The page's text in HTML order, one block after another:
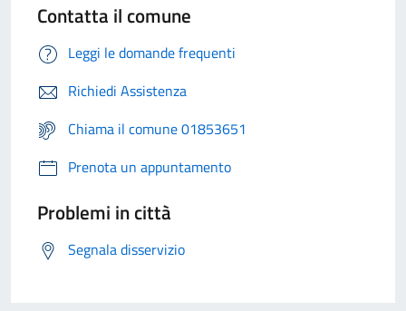
Contatta il comune
Leggi le domande frequenti
Richiedi Assistenza
Chiama il comune 01853651
Prenota un appuntamento
Problemi in città
Segnala disservizio